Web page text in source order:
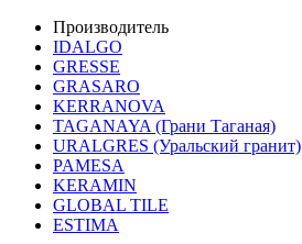
Производитель
IDALGO
GRESSE
GRASARO
KERRANOVA
TAGANAYA (Грани Таганая)
URALGRES (Уральский гранит)
PAMESA
KERAMIN
GLOBAL TILE
ESTIMA